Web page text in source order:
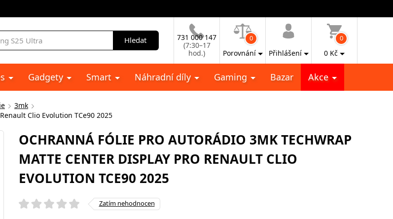
Hledat
731 000 147
(7:30–17
hod.)
0
Porovnání Přihlášení
0
0 Kč
Gadgety Smart Náhradní díly Gaming Bazar Akce
3mk
Clio Evolution TCe90 2025
OCHRANNÁ FÓLIE PRO AUTORÁDIO 3MK TECHWRAP
MATTE CENTER DISPLAY PRO RENAULT CLIO
EVOLUTION TCE90 2025
Zatím nehodnocen